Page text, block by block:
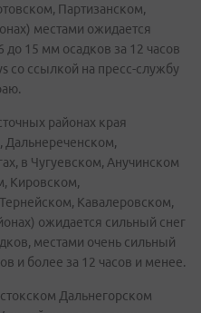
Партизанском,
местами ожидается
до 15 мм осадков за 12 часов
со ссылкой на пресс-службу
районах края
Дальнереченском,
в Чугуевском, Анучинском
Кировском,
Кавалеровском,
ожидается сильный снег
местами очень сильный
и более за 12 часов и менее.
Дальнегорском